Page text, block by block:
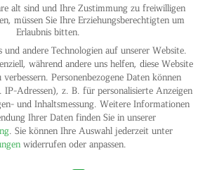
PRIVACY POLICY
KLOSTERFELDE | ALL RIGHTS RESERVED
alt sind und Ihre Zustimmung zu freiwilligen
müssen Sie Ihre Erziehungsberechtigten um
Erlaubnis bitten.
andere Technologien auf unserer Website.
während andere uns helfen, diese Website
Personenbezogene Daten können
Adressen), z. B. für personalisierte Anzeigen
und Inhaltsmessung. Weitere Informationen
Ihrer Daten finden Sie in unserer
. Sie können Ihre Auswahl jederzeit unter
widerrufen oder anpassen.